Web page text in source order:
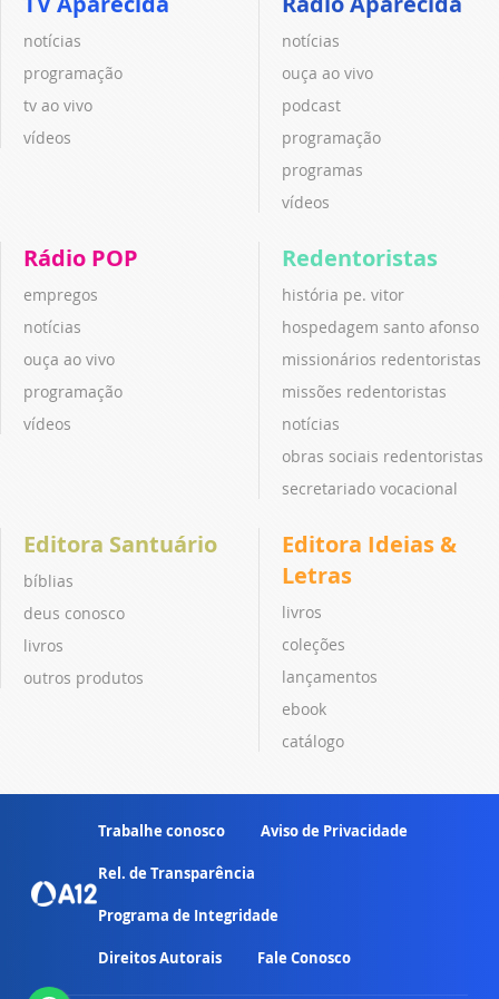
notícias
programação
tv ao vivo
vídeos
notícias
ouça ao vivo
podcast
programação
programas
vídeos
Rádio POP
empregos
notícias
ouça ao vivo
programação
vídeos
Redentoristas
história pe. vitor
hospedagem santo afonso
missionários redentoristas
missões redentoristas
notícias
obras sociais redentoristas
secretariado vocacional
Editora Santuário
bíblias
deus conosco
livros
outros produtos
Editora Ideias &
Letras
livros
coleções
lançamentos
ebook
catálogo
Trabalhe conosco Aviso de Privacidade
Rel. de Transparência
Programa de Integridade
Direitos Autorais Fale Conosco